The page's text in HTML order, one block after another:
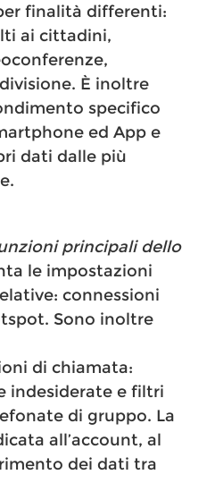
finalità differenti:
ai cittadini,
È inoltre
specifico
ed App e
dati dalle più
principali dello
le impostazioni
connessioni
Sono inoltre
di chiamata:
indesiderate e filtri
di gruppo. La
all’account, al
dei dati tra